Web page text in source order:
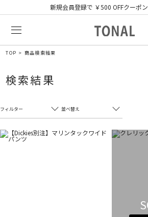
新規会員登録で ￥500 OFFクーポ
TOP 商品検索結果
検索結果
フィルター
フリーワード
並べ替え
売れ筋順